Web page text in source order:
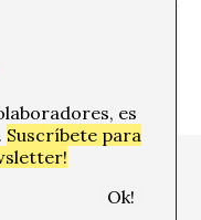
es
Suscríbete para